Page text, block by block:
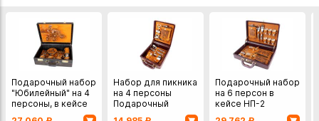
Подарочный набор
"Юбилейный" на 4
персоны, в кейсе
Набор для пикника
на 4 персоны
Подарочный
Подарочный набор
на 6 персон в
кейсе НП-2